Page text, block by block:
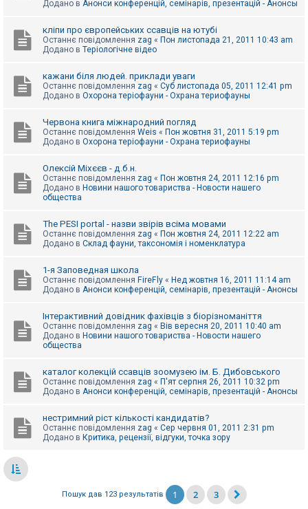
Додано в Анонси конференцій, семінарів, презентацій - Анонсы
кліпи про європейських ссавців на ютубі
Останнє повідомлення zag « Пон листопада 21, 2011 10:43 am
Додано в Теріологічне відео
кажани біля людей. приклади уваги
Останнє повідомлення zag « Суб листопада 05, 2011 12:41 pm
Додано в Охорона теріофауни - Охрана териофауны
Червона книга міжнародний погляд
Останнє повідомлення Weis « Пон жовтня 31, 2011 5:19 pm
Додано в Охорона теріофауни - Охрана териофауны
Олексій Міхєєв - д.б.н.
Останнє повідомлення zag « Пон жовтня 24, 2011 12:16 pm
Додано в Новини нашого товариства - Новости нашего
общества
The PESI portal - назви звірів всіма мовами
Останнє повідомлення zag « Пон жовтня 24, 2011 12:22 am
Додано в Склад фауни, таксономія і номенклатура
1-я Заповедная школа
Останнє повідомлення FireFly « Нед жовтня 16, 2011 11:14 am
Додано в Анонси конференцій, семінарів, презентацій - Анонсы
Інтерактивний довідник фахівців з біорізноманіття
Останнє повідомлення zag « Вів вересня 20, 2011 10:40 am
Додано в Новини нашого товариства - Новости нашего
общества
каталог колекцій ссавців зоомузею ім. Б. Дибовського
Останнє повідомлення zag « П'ят серпня 26, 2011 10:32 pm
Додано в Анонси конференцій, семінарів, презентацій - Анонсы
нестримний ріст кількості кандидатів?
Останнє повідомлення zag « Сер червня 01, 2011 2:31 pm
Додано в Критика, рецензії, відгуки, точка зору
Пошук дав 123 результатів 1 2 3